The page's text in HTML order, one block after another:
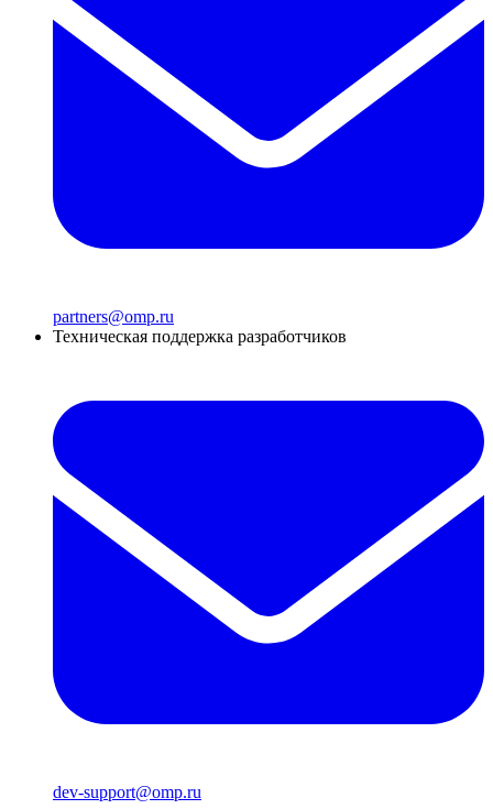
partners@omp.ru
Техническая поддержка разработчиков
dev-support@omp.ru